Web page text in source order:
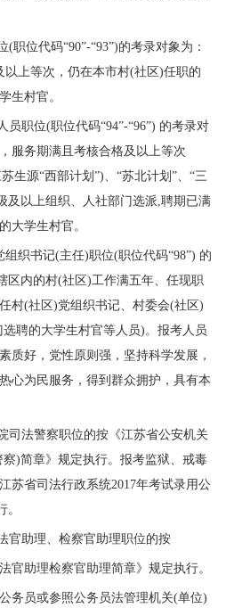
位代码“90”-“93”)的考录对象为：
上等次，仍在本市村(社区)任职的
生村官。
职位(职位代码“94”-“96”) 的考录对
服务期满且考核合格及以上等次
生源“西部计划”)、“苏北计划”、“三
及以上组织、人社部门选派,聘期已满
大学生村官。
织书记(主任)职位(职位代码“98”) 的
区内的村(社区)工作满五年、任现职
村(社区)党组织书记、村委会(社区)
聘的大学生村官等人员)。报考人员
质好，党性原则强，坚持科学发展，
心为民服务，得到群众拥护，具有本
法警察职位的按《江苏省公安机关
)简章》规定执行。报考监狱、戒毒
苏省司法行政系统2017年考试录用公
助理、检察官助理职位的按
助理检察官助理简章》规定执行。
员或参照公务员法管理机关(单位)